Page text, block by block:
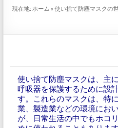
現在地:ホーム »使い捨て防塵マスクの
使い捨て防塵マスクは、主
呼吸器を保護するために設
す。これらのマスクは、特
業、製造業などの環境にお
が、日常生活の中でもホコ